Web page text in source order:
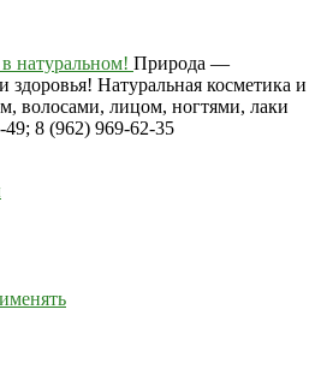
натуральном! Природа —
здоровья! Натуральная косметика и
волосами, лицом, ногтями, лаки
49; 8 (962) 969-62-35